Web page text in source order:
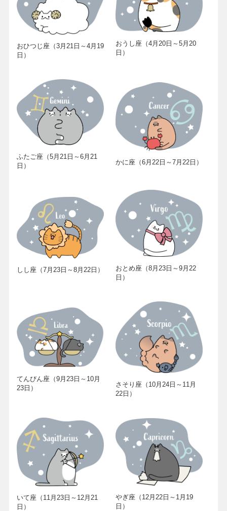
おひつじ座（3月21日～4月19
日）
おうし座（4月20日～5月20
日）
ふたご座（5月21日～6月21
日）
かに座（6月22日～7月22日）
しし座（7月23日～8月22日）
おとめ座（8月23日～9月22
日）
てんびん座（9月23日～10月
23日）
さそり座（10月24日～11月
22日）
いて座（11月23日～12月21
日）
やぎ座（12月22日～1月19
日）